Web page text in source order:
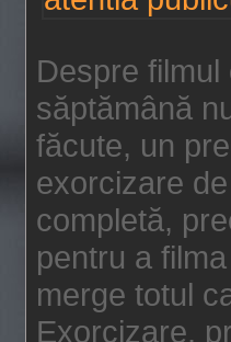
Despre
săptămână
făcute, un
exorcizare
completă,
pentru a
merge totul
Exorcizare,